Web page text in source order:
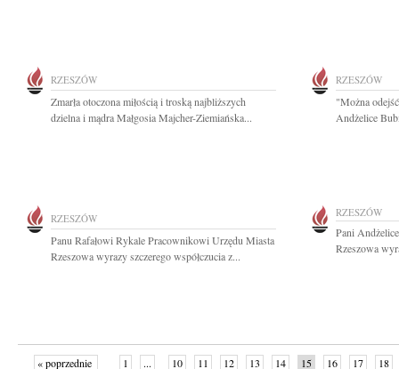
RZESZÓW
Zmarła otoczona miłością i troską najbliższych
dzielna i mądra Małgosia Majcher-Ziemiańska...
RZESZÓW
"Można
Andżelice
RZESZÓW
Panu Rafałowi Rykale Pracownikowi Urzędu Miasta
Rzeszowa wyrazy szczerego współczucia z...
RZESZÓW
Pani
Rzeszowa
« poprzednie 1 ... 10 11 12 13 14 15 16 17 18